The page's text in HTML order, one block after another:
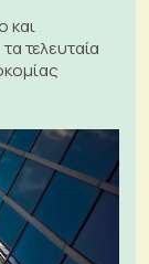
και
τελευταία